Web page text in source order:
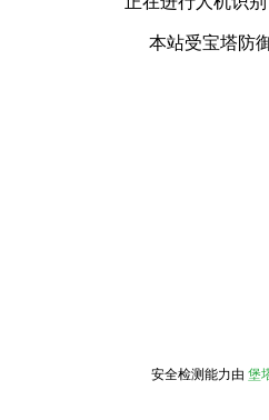
本站受宝塔防
安全检测能力由 堡